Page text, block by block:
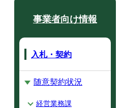
事業者向け情報
入札・契約
随意契約状況
経営業務課